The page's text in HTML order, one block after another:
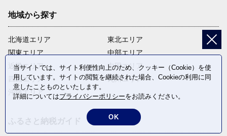
地域から探す
北海道エリア
関東エリア
近畿エリア
四国エリア
沖縄エリア
東北エリア
中部エリア
中国エリア
九州エリア
当サイトでは、サイト利便性向上のため、クッキー（Cookie）を使
用しています。サイトの閲覧を継続された場合、Cookieの利用に同
意したことものといたします。
詳細についてはプライバシーポリシーをお読みください。
OK